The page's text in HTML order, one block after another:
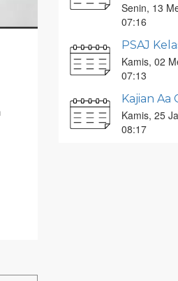
Senin, 13
07:16
PSAJ
Kamis, 02
07:13
Kajian Aa
Kamis, 25
08:17